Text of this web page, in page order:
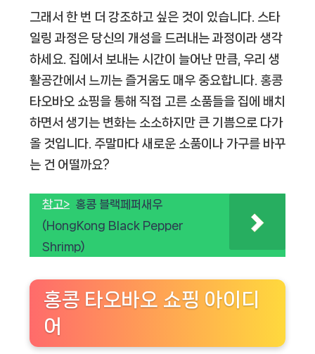
그래서 한 번 더 강조하고 싶은 것이 있습니다. 스타
일링 과정은 당신의 개성을 드러내는 과정이라 생각
하세요. 집에서 보내는 시간이 늘어난 만큼, 우리 생
활공간에서 느끼는 즐거움도 매우 중요합니다. 홍콩
타오바오 쇼핑을 통해 직접 고른 소품들을 집에 배치
하면서 생기는 변화는 소소하지만 큰 기쁨으로 다가
올 것입니다. 주말마다 새로운 소품이나 가구를 바꾸
는 건 어떨까요?
참고> 홍콩 블랙페퍼새우
(HongKong Black Pepper
Shrimp)
홍콩 타오바오 쇼핑 아이디
어